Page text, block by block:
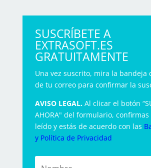
SUSCRÍBETE A
EXTRASOFT.ES
GRATUITAMENTE
Una vez suscrito, mira la bandeja
de tu correo para confirmar la
AVISO LEGAL. Al clicar el botón
AHORA" del formulario, confirmas
leído y estás de acuerdo con las
y Política de Privacidad